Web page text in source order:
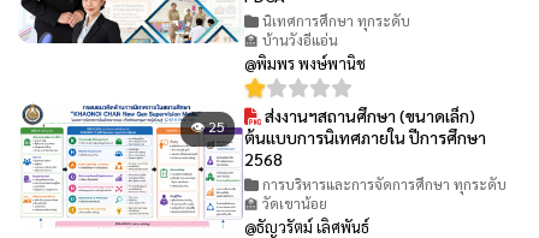
นิเทศการศึกษา ทุกระดับ
🏫 บ้านวังอีแอ่น
@พิมพร พงษ์พานิช
👁 25
ส่งงานฯสถานศึกษา (ขนาดเล็ก)
ต้นแบบการนิเทศภายใน ปีการศึกษา
2568
การบริหารและการจัดการศึกษา ทุกระดับ
🏫 วัดเขาน้อย
@ธัญวรัตม์ เลิศพันธ์